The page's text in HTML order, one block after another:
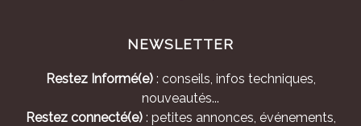
NEWSLETTER
Restez Informé(e): conseils, infos techniques,
nouveautés...
Restez connecté(e): petites annonces, événements,